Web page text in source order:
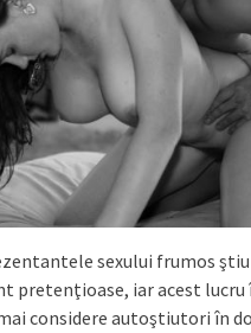
sexului frumos ştiu
pretenţioase, iar acest lucru
considere autoştiutori în